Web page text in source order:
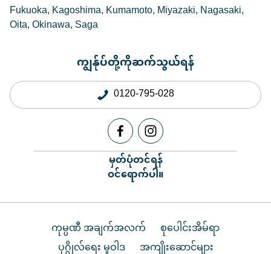
Fukuoka Kagoshima Kumamoto Miyazaki Nagasaki
Oita Okinawa Saga
ကျွန်ုပ်တို့ကိုဆက်သွယ်ရန်
0120-795-028
မှတ်ပုံတင်ရန်
ဝင်ရောက်ပါ။
ကုမ္ပဏီ အချက်အလက်
စုပေါင်းအိမ်ရာ
ပုဂ္ဂိုလ်ရေး မူဝါဒ
အကျိုးဆောင်များ